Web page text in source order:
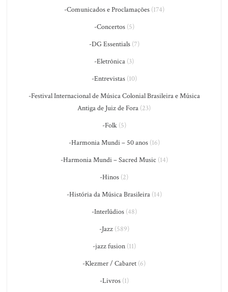
-Comunicados e Proclamações(174)
-Concertos(5)
-DG Essentials(7)
-Eletrônica (3)
-Entrevistas(10)
-Festival Internacional de Música Colonial Brasileira e Música
Antiga de Juiz de Fora (23)
-Folk(5)
-Harmonia Mundi – 50 anos(16)
-Harmonia Mundi – Sacred Music (14)
-Hinos (2)
-História da Música Brasileira(14)
-Interlúdios(48)
-Jazz(589)
-jazz fusion(11)
-Klezmer / Cabaret (6)
-Livros(1)